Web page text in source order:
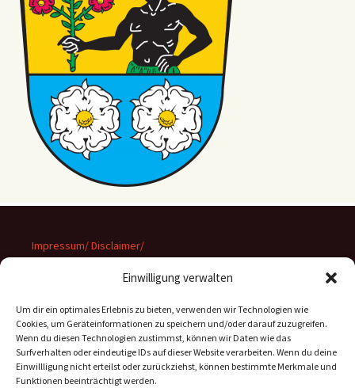
Einwilligung verwalten
Um dir ein optimales Erlebnis zu bieten, verwenden wir Technologien wie
Cookies, um Geräteinformationen zu speichern und/oder darauf zuzugreifen.
Wenn du diesen Technologien zustimmst, können wir Daten wie das
Surfverhalten oder eindeutige IDs auf dieser Website verarbeiten. Wenn du deine
Einwillligung nicht erteilst oder zurückziehst, können bestimmte Merkmale und
Funktionen beeinträchtigt werden.
Impressum/ Disclaimer/
Datenschutz
Suchen
nach: